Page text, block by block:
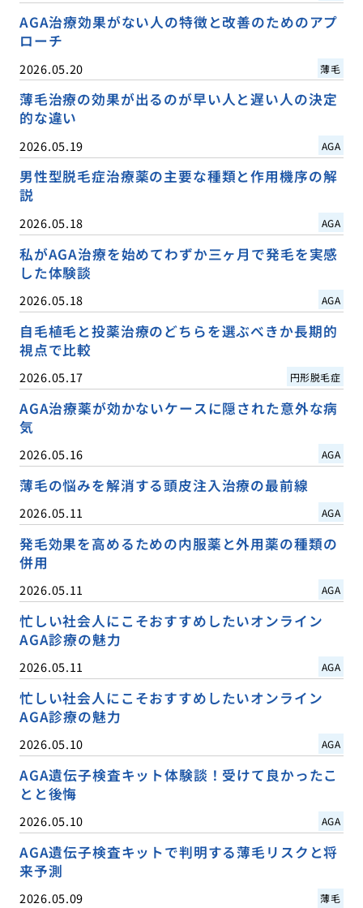
AGA治療効果がない人の特徴と改善のためのアプ
ローチ
2026.05.20 薄毛
薄毛治療の効果が出るのが早い人と遅い人の決定
的な違い
2026.05.19 AGA
男性型脱毛症治療薬の主要な種類と作用機序の解
説
2026.05.18 AGA
私がAGA治療を始めてわずか三ヶ月で発毛を実感
した体験談
2026.05.18 AGA
自毛植毛と投薬治療のどちらを選ぶべきか長期的
視点で比較
2026.05.17 円形脱毛症
AGA治療薬が効かないケースに隠された意外な病
気
2026.05.16 AGA
薄毛の悩みを解消する頭皮注入治療の最前線
2026.05.11 AGA
発毛効果を高めるための内服薬と外用薬の種類の
併用
2026.05.11 AGA
忙しい社会人にこそおすすめしたいオンライン
AGA診療の魅力
2026.05.11 AGA
忙しい社会人にこそおすすめしたいオンライン
AGA診療の魅力
2026.05.10 AGA
AGA遺伝子検査キット体験談！受けて良かったこ
とと後悔
2026.05.10 AGA
AGA遺伝子検査キットで判明する薄毛リスクと将
来予測
2026.05.09 薄毛